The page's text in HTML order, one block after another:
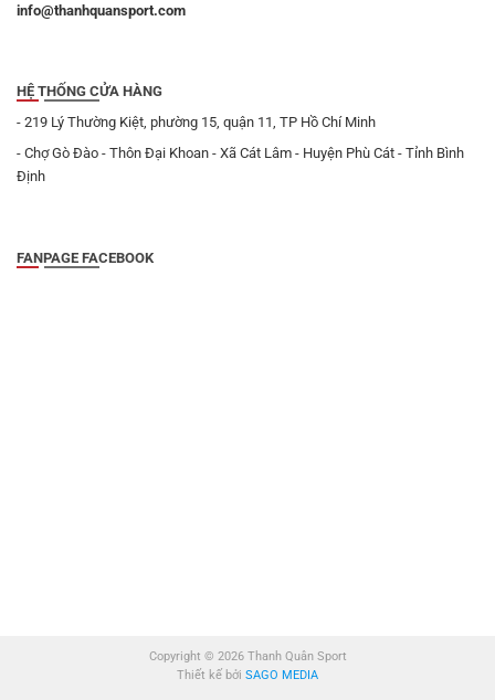
info@thanhquansport.com
HỆ THỐNG CỬA HÀNG
- 219 Lý Thường Kiệt, phường 15, quận 11, TP Hồ Chí Minh
- Chợ Gò Đào - Thôn Đại Khoan - Xã Cát Lâm - Huyện Phù Cát - Tỉnh Bình
Định
FANPAGE FACEBOOK
Copyright © 2026 Thanh Quân Sport
Thiết kế bởi SAGO MEDIA